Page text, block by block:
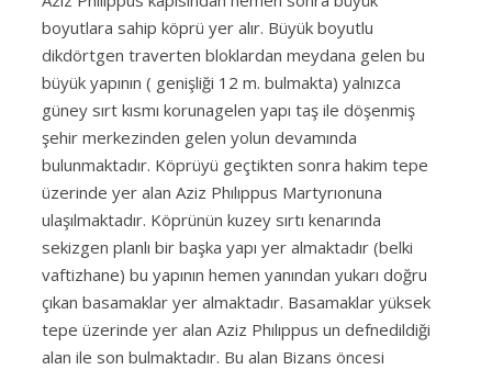
boyutlara sahip köprü yer alır. Büyük boyutlu
dikdörtgen traverten bloklardan meydana gelen bu
büyük yapının ( genişliği 12 m. bulmakta) yalnızca
güney sırt kısmı korunagelen yapı taş ile döşenmiş
şehir merkezinden gelen yolun devamında
bulunmaktadır. Köprüyü geçtikten sonra hakim tepe
üzerinde yer alan Aziz Phılıppus Martyrıonuna
ulaşılmaktadır. Köprünün kuzey sırtı kenarında
sekizgen planlı bir başka yapı yer almaktadır (belki
vaftizhane) bu yapının hemen yanından yukarı doğru
çıkan basamaklar yer almaktadır. Basamaklar yüksek
tepe üzerinde yer alan Aziz Phılıppus un defnedildiği
alan ile son bulmaktadır. Bu alan Bizans öncesi